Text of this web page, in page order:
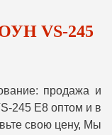
VS-245
продажа и
245 E8 оптом и в
свою цену, Мы